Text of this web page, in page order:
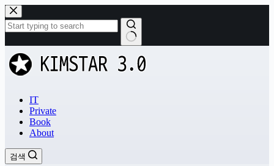
본
문
으
로
건
너
과
없
IT
Private
Book
About
검색